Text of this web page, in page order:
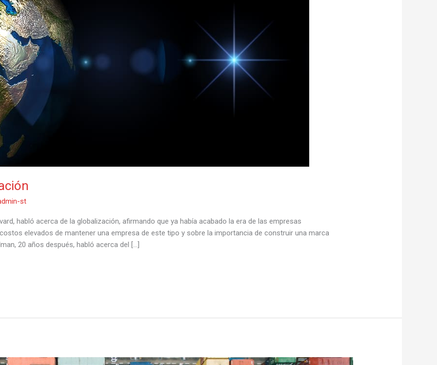
st
habló acerca de la globalización, afirmando que ya había acabado la era de las empresas
elevados de mantener una empresa de este tipo y sobre la importancia de construir una marca
20 años después, habló acerca del […]